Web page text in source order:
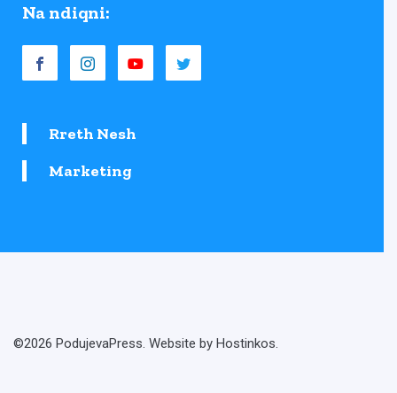
Na ndiqni:
Rreth Nesh
Marketing
©2026 PodujevaPress. Website by Hostinkos.